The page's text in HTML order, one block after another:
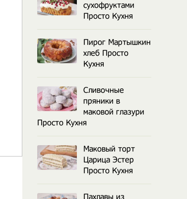
сухофруктами
Просто Кухня
Пирог Мартышкин
хлеб Просто
Кухня
Сливочные
пряники в
маковой глазури
Просто Кухня
Маковый торт
Царица Эстер
Просто Кухня
Пахлавы из